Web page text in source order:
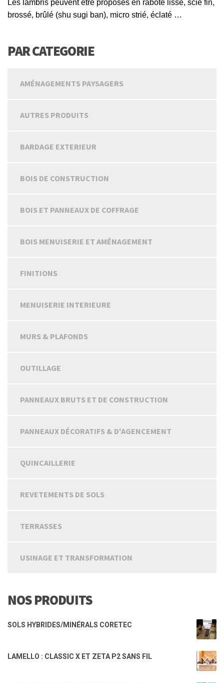
Les lambris peuvent être proposés en raboté lisse, scié fin,
brossé, brûlé (shu sugi ban), micro strié, éclaté …
PAR CATEGORIE
AMÉNAGEMENTS PAYSAGERS
AUTRES PRODUITS
BARDAGE EXTERIEUR
BOIS DE CONSTRUCTION
BOIS ET PANNEAUX DE COFFRAGE
BOIS MENUISERIE ET AMÉNAGEMENT
FINITIONS
MENUISERIE INTERIEURE
MURS & PLAFONDS
OUTILLAGE
PANNEAUX BRUTS ET DE CONSTRUCTION
PANNEAUX DÉCORATIFS & D'AGENCEMENT
QUINCAILLERIE
REVETEMENTS DE SOLS
TERRASSES
USINAGE ET TRANSFORMATION
NOS PRODUITS
SOLS HYBRIDES/MINÉRALS CORETEC
LAMELLO : CLASSIC X ET ZETA P2 SANS FIL